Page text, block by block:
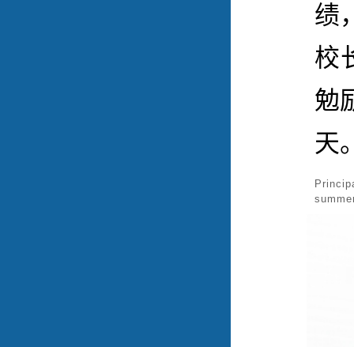
绩
校
勉
天